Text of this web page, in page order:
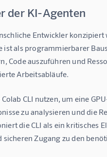
der KI-Agenten
Entwickler
als programmierbarer
Code auszuführen und
Arbeitsabläufe.
CLI nutzen, um eine
zu analysieren und die
die CLI als ein kritisches
Zugang zu den